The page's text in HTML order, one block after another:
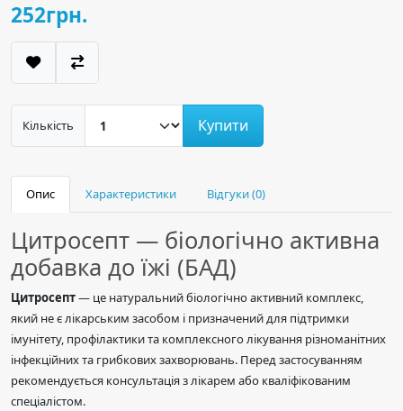
252грн.
Кількість Купити
Опис Характеристики Відгуки (0)
Цитросепт — біологічно активна
добавка до їжі (БАД)
Цитросепт— це натуральний біологічно активний комплекс,
який не є лікарським засобом і призначений для підтримки
імунітету, профілактики та комплексного лікування різноманітних
інфекційних та грибкових захворювань. Перед застосуванням
рекомендується консультація з лікарем або кваліфікованим
спеціалістом.